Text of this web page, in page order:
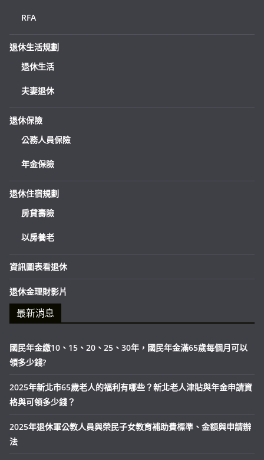
RFA
退休生活規劃
退休生活
夫妻退休
退休保險
公務人員保險
年金保險
退休住宿規劃
房貸壽險
以房養老
資訊圖表看退休
退休金理財影片
最新消息
國民年金繳10、15、20、25、30年，國民年金滿65歲每個月可以
領多少錢?
2025年新北市65歲老人的福利有哪些？新北老人津貼與年金申請資
格與可領多少錢？
2025年退休軍公教人員與榮民子女教育補助費標準、金額與申請辦
法